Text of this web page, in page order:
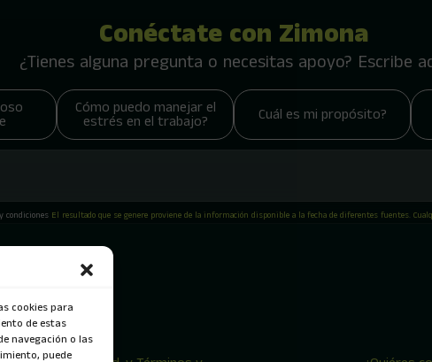
cookies para
de estas
navegación o las
puede
Conéctate con Zimona
¿Tienes alguna pregunta o necesitas apoyo? Escribe
Cómo puedo manejar el
estrés en el trabajo? Cuál es mi propósito?
condicionesEl resultado que se genere proviene de la información disponible a la fecha de diferentes fuentes.